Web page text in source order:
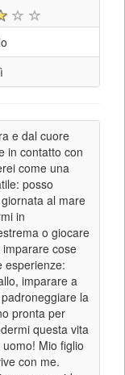
e dal cuore
in contatto con
come una
posso
al mare
in
o giocare
cose
esperienze:
imparare a
la
pronta per
questa vita
Mio figlio
con me.